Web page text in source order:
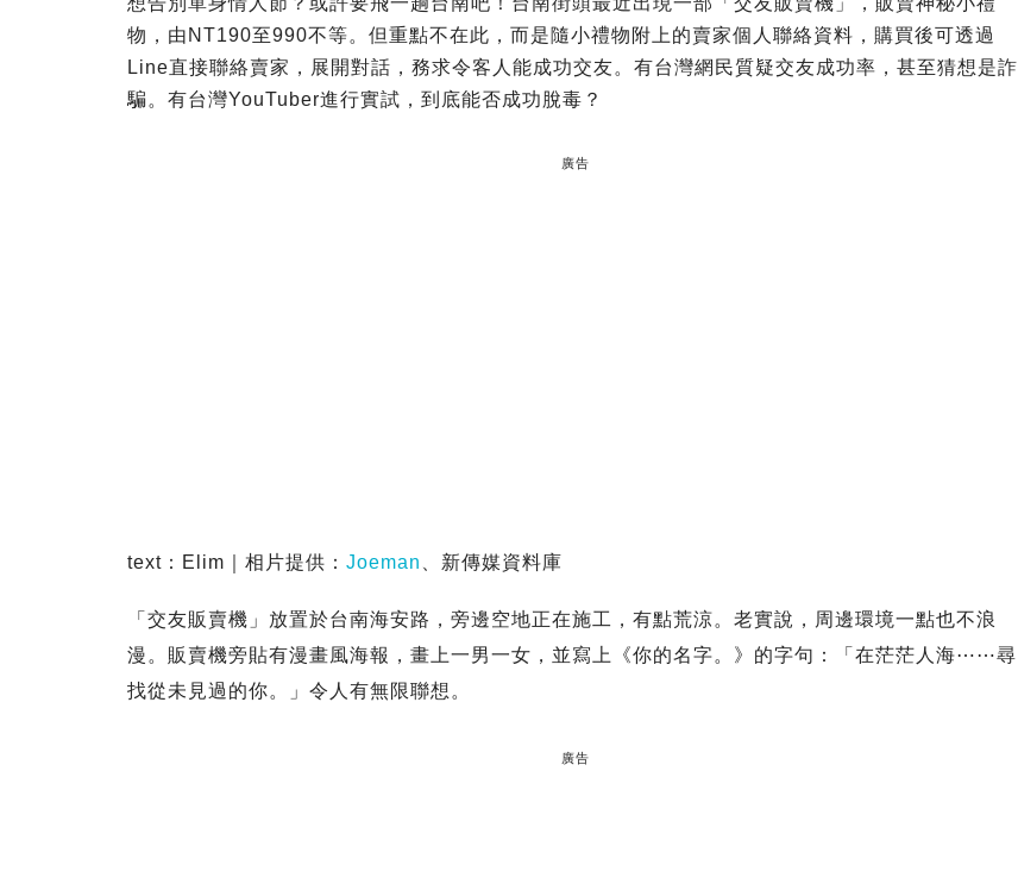
物，由NT190至990不等。但重點不在此，而是隨小禮物附上的賣家個人聯絡資料，購買後可透過
Line直接聯絡賣家，展開對話，務求令客人能成功交友。有台灣網民質疑交友成功率，甚至猜想是詐
騙。有台灣YouTuber進行實試，到底能否成功脫毒？
廣告
text：Elim｜相片提供： Joeman 、新傳媒資料庫
「交友販賣機」放置於台南海安路，旁邊空地正在施工，有點荒涼。老實說，周邊環境一點也不浪
漫。販賣機旁貼有漫畫風海報，畫上一男一女，並寫上《你的名字。》的字句：「在茫茫人海⋯⋯尋
找從未見過的你。」令人有無限聯想。
廣告